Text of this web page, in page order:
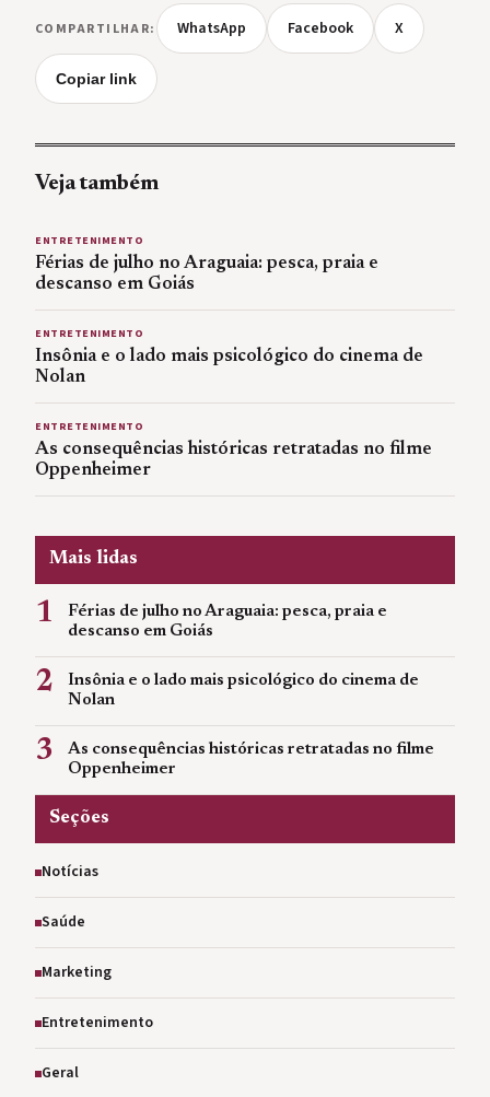
COMPARTILHAR: WhatsApp Facebook X
Copiar link
Veja também
ENTRETENIMENTO
Férias de julho no Araguaia: pesca, praia e
descanso em Goiás
ENTRETENIMENTO
Insônia e o lado mais psicológico do cinema de
Nolan
ENTRETENIMENTO
As consequências históricas retratadas no filme
Oppenheimer
Mais lidas
1
Férias de julho no Araguaia: pesca, praia e
descanso em Goiás
2
Insônia e o lado mais psicológico do cinema de
Nolan
3
As consequências históricas retratadas no filme
Oppenheimer
Seções
Notícias
Saúde
Marketing
Entretenimento
Geral